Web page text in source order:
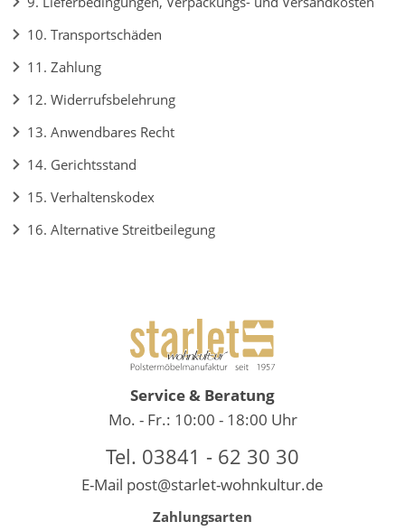
10. Transportschäden
11. Zahlung
12. Widerrufsbelehrung
13. Anwendbares Recht
14. Gerichtsstand
15. Verhaltenskodex
16. Alternative Streitbeilegung
Service & Beratung
Mo. - Fr.: 10:00 - 18:00 Uhr
Tel. 03841 - 62 30 30
E-Mail post@starlet-wohnkultur.de
Zahlungsarten